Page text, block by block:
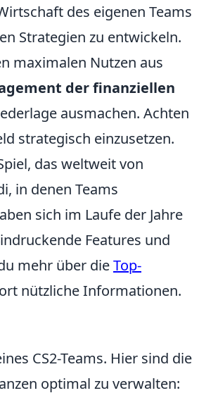
des eigenen Teams
Strategien zu entwickeln.
maximalen Nutzen aus
der finanziellen
ausmachen. Achten
strategisch einzusetzen.
das weltweit von
in denen Teams
sich im Laufe der Jahre
Features und
mehr über dieTop-
nützliche Informationen.
CS2-Teams. Hier sind die
optimal zu verwalten: